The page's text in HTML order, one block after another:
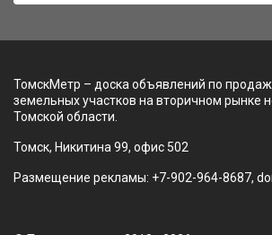
ТомскМетр – доска объявлений по
земельных участков на вторичном рынке
Томской области.
Томск, Никитина 99, офис 502
Размещение рекламы: +7-902-964-8687,